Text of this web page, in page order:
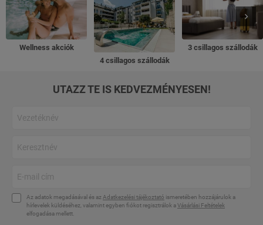
Wellness akciók
4 csillagos szállodák
3 csillagos szállodák
UTAZZ TE IS KEDVEZMÉNYESEN!
Az adatok megadásával és az Adatkezelési tájékoztató ismeretében hozzájárulok a
hírlevelek küldéséhez, valamint egyben fiókot regisztrálok aVásárlási Feltételek
elfogadása mellett.